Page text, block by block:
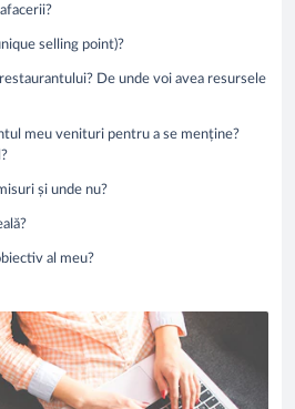
selling point)?
De unde voi avea resursele
meu venituri pentru a se menține?
și unde nu?
al meu?